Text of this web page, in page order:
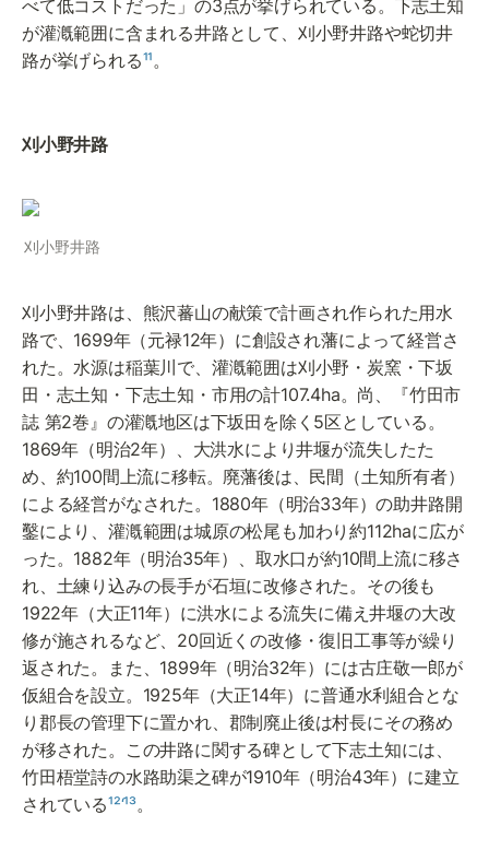
べて低コストだった」の3点が挙げられている。下志土知
が灌漑範囲に含まれる井路として、刈小野井路や蛇切井
路が挙げられる¹¹。
刈小野井路
刈小野井路
刈小野井路は、熊沢蕃山の献策で計画され作られた用水
路で、1699年（元禄12年）に創設され藩によって経営さ
れた。水源は稲葉川で、灌漑範囲は刈小野・炭窯・下坂
田・志土知・下志土知・市用の計107.4ha。尚、『竹田市
誌 第2巻』の灌漑地区は下坂田を除く5区としている。
1869年（明治2年）、大洪水により井堰が流失したた
め、約100間上流に移転。廃藩後は、民間（土知所有者）
による経営がなされた。1880年（明治33年）の助井路開
鑿により、灌漑範囲は城原の松尾も加わり約112haに広が
った。1882年（明治35年）、取水口が約10間上流に移さ
れ、土練り込みの長手が石垣に改修された。その後も
1922年（大正11年）に洪水による流失に備え井堰の大改
修が施されるなど、20回近くの改修・復旧工事等が繰り
返された。また、1899年（明治32年）には古庄敬一郎が
仮組合を設立。1925年（大正14年）に普通水利組合とな
り郡長の管理下に置かれ、郡制廃止後は村長にその務め
が移された。この井路に関する碑として下志土知には、
竹田梧堂詩の水路助渠之碑が1910年（明治43年）に建立
されている¹²‘¹³。